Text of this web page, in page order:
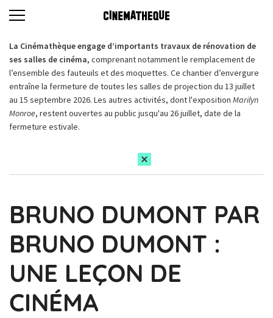
La Cinémathèque engage d’importants travaux de rénovation de
ses salles de cinéma, comprenant notamment le remplacement de
l’ensemble des fauteuils et des moquettes. Ce chantier d’envergure
entraîne la fermeture de toutes les salles de projection du 13 juillet
au 15 septembre 2026. Les autres activités, dont l'exposition Marilyn
Monroe, restent ouvertes au public jusqu'au 26 juillet, date de la
fermeture estivale.
BRUNO DUMONT PAR
BRUNO DUMONT :
UNE LEÇON DE
CINÉMA